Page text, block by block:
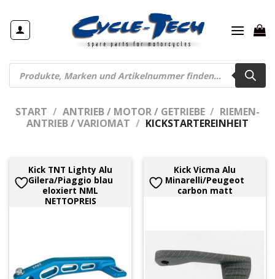
Inhalt
springen
Products
search
START / ANTRIEB / MOTOR / GETRIEBE / RIEMEN-
ANTRIEB / VARIOMAT / KICKSTARTEREINHEIT
Kick TNT Lighty Alu
Gilera/Piaggio blau
eloxiert NML
NETTOPREIS
Kick Vicma Alu
Minarelli/Peugeot
carbon matt